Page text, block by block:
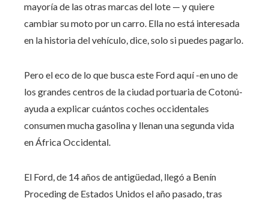
mayoría de las otras marcas del lote — y quiere
cambiar su moto por un carro. Ella no está interesada
en la historia del vehículo, dice, solo si puedes pagarlo.
Pero el eco de lo que busca este Ford aquí -en uno de
los grandes centros de la ciudad portuaria de Cotonú-
ayuda a explicar cuántos coches occidentales
consumen mucha gasolina y llenan una segunda vida
en África Occidental.
El Ford, de 14 años de antigüedad, llegó a Benín
Proceding de Estados Unidos el año pasado, tras